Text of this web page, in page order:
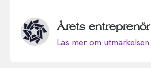
Årets entreprenör
Läs mer om utmärkelsen